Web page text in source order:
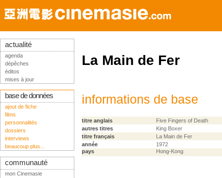
La Main de Fer
informations de base
titre anglais
Five Fingers of Death
autres titres
King Boxer
titre français
La Main de Fer
année
1972
pays
Hong-Kong
actualité
agenda
dépêches
éditos
mises à jour
base de données
ajout de fiche
films
personnalités
dossiers
interviews
beaucoup plus...
communauté
mon Cinemasie